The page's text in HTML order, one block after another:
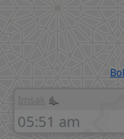
05:51 am